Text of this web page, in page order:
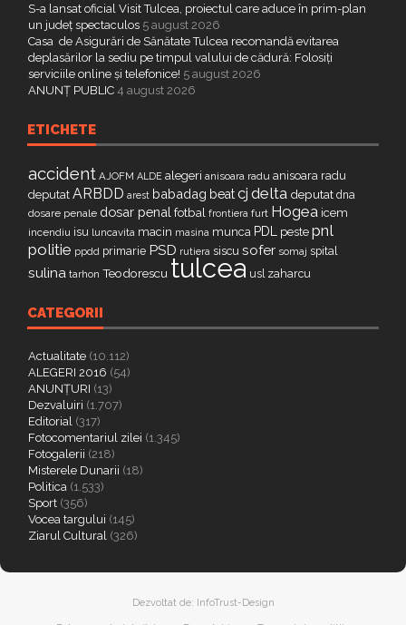
S-a lansat oficial Visit Tulcea, proiectul care aduce în prim-plan
un județ spectaculos 5 august 2026
Casa de Asigurări de Sănătate Tulcea recomandă evitarea
deplasărilor la sediu pe timpul valului de cădură: Folosiți
serviciile online și telefonice! 5 august 2026
ANUNȚ PUBLIC 4 august 2026
ETICHETE
accident AJOFM ALDE alegeri anisoara radu anisoara radu
deputat ARBDD arest babadag beatcj delta deputat dna
dosare penale dosar penal fotbal frontiera furt Hogea icem
incendiu isu luncavita macin masina munca PDL peste pnl
politie ppdd primarie PSD rutiera siscu sofer somaj spital
sulina tarhon Teodorescu tulcea usl zaharcu
CATEGORII
Actualitate (10.112)
ALEGERI 2016 (54)
ANUNȚURI (13)
Dezvaluiri (1.707)
Editorial (317)
Fotocomentariul zilei (1.345)
Fotogalerii (218)
Misterele Dunarii (18)
Politica (1.533)
Sport (356)
Vocea targului (145)
Ziarul Cultural (326)
Dezvoltat de: InfoTrust-Design